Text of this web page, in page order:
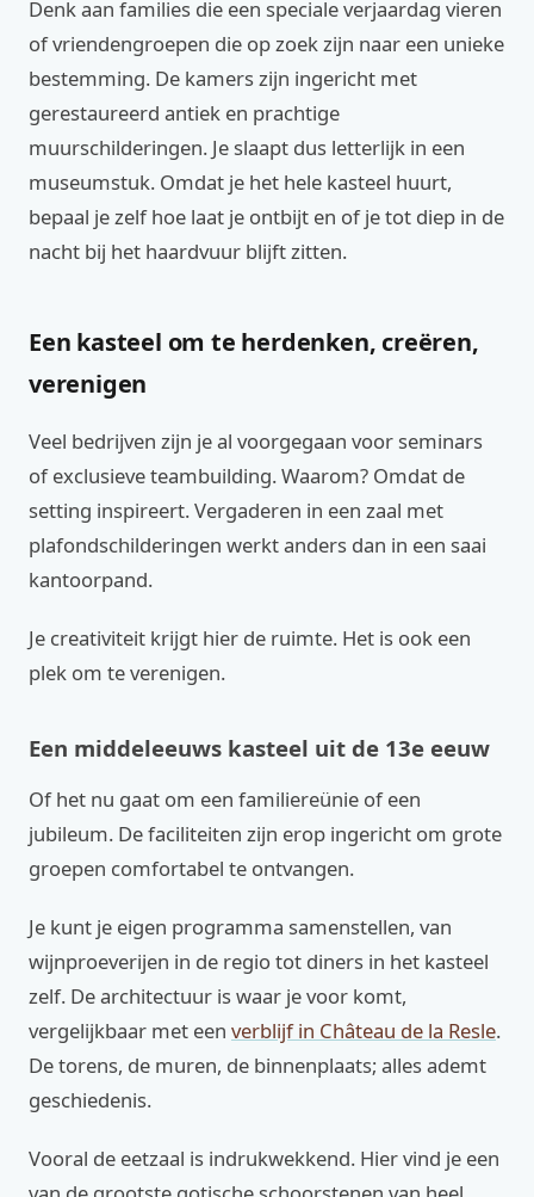
Denk aan families die een speciale verjaardag vieren
of vriendengroepen die op zoek zijn naar een unieke
bestemming. De kamers zijn ingericht met
gerestaureerd antiek en prachtige
muurschilderingen. Je slaapt dus letterlijk in een
museumstuk. Omdat je het hele kasteel huurt,
bepaal je zelf hoe laat je ontbijt en of je tot diep in de
nacht bij het haardvuur blijft zitten.
Een kasteel om te herdenken, creëren,
verenigen
Veel bedrijven zijn je al voorgegaan voor seminars
of exclusieve teambuilding. Waarom? Omdat de
setting inspireert. Vergaderen in een zaal met
plafondschilderingen werkt anders dan in een saai
kantoorpand.
Je creativiteit krijgt hier de ruimte. Het is ook een
plek om te verenigen.
Een middeleeuws kasteel uit de 13e eeuw
Of het nu gaat om een familiereünie of een
jubileum. De faciliteiten zijn erop ingericht om grote
groepen comfortabel te ontvangen.
Je kunt je eigen programma samenstellen, van
wijnproeverijen in de regio tot diners in het kasteel
zelf. De architectuur is waar je voor komt,
vergelijkbaar met een verblijf in Château de la Resle.
De torens, de muren, de binnenplaats; alles ademt
geschiedenis.
Vooral de eetzaal is indrukwekkend. Hier vind je een